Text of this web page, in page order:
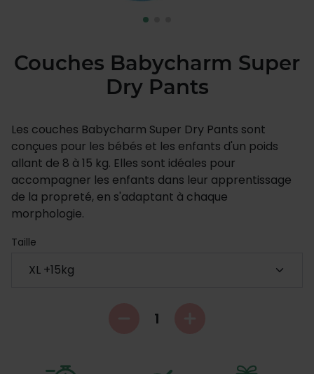
Couches Babycharm Super
Dry Pants
Les couches Babycharm Super Dry Pants sont
conçues pour les bébés et les enfants d'un poids
allant de 8 à 15 kg. Elles sont idéales pour
accompagner les enfants dans leur apprentissage
de la propreté, en s'adaptant à chaque
morphologie.
Taille